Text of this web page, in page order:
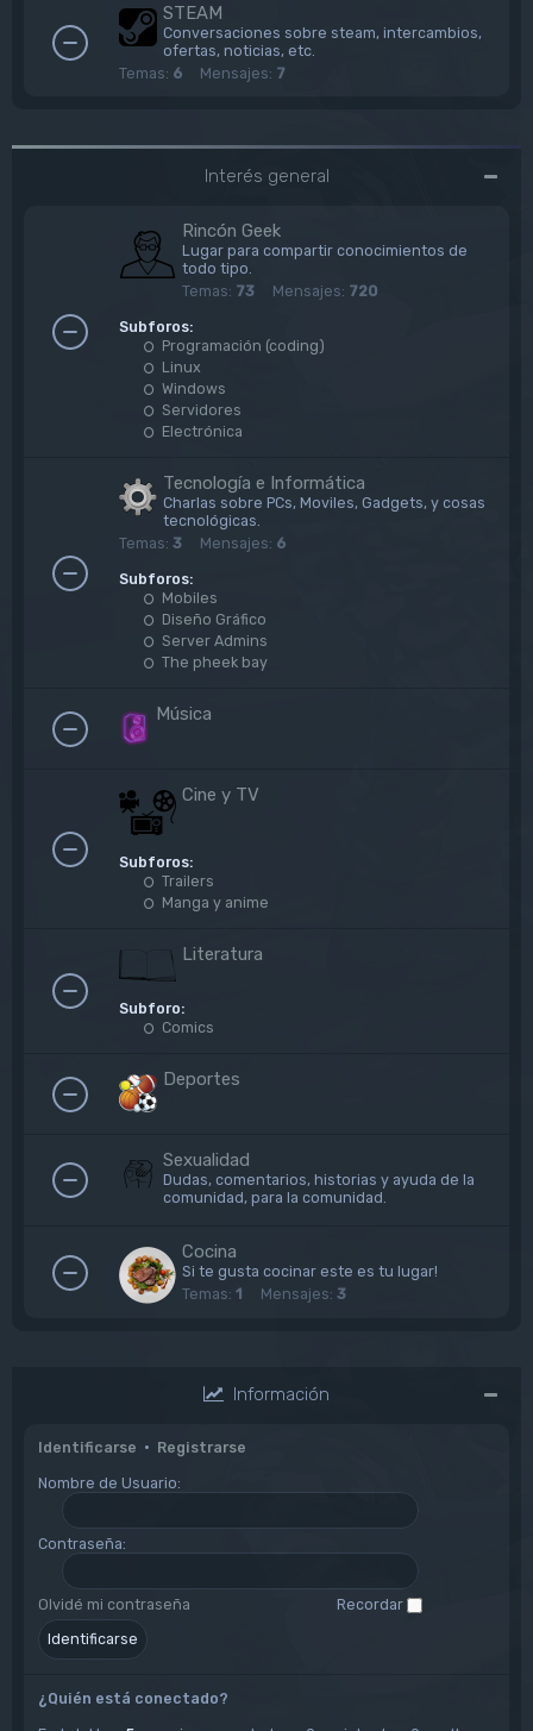
STEAM
Conversaciones sobre steam, intercambios,
ofertas, noticias, etc.
Temas: 6 Mensajes: 7
Interés general
Rincón Geek
Lugar para compartir conocimientos de
todo tipo.
Temas: 73 Mensajes: 720
Subforos:
Programación (coding)
Linux
Windows
Servidores
Electrónica
Tecnología e Informática
Charlas sobre PCs, Moviles, Gadgets, y cosas
tecnológicas.
Temas: 3 Mensajes: 6
Subforos:
Mobiles
Diseño Gráfico
Server Admins
The pheek bay
Música
Cine y TV
Subforos:
Trailers
Manga y anime
Literatura
Subforo:
Comics
Deportes
Sexualidad
Dudas, comentarios, historias y ayuda de la
comunidad, para la comunidad.
Cocina
Si te gusta cocinar este es tu lugar!
Temas: 1 Mensajes: 3
Información
Identificarse • Registrarse
Nombre de Usuario:
Contraseña:
Olvidé mi contraseña Recordar
¿Quién está conectado?